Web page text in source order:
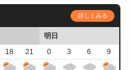
詳しくみる
明日
18 21 0 3 6
9